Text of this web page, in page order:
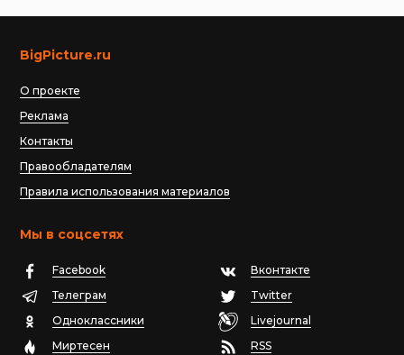
BigPicture.ru
О проекте
Реклама
Контакты
Правообладателям
Правила использования материалов
Мы в соцсетях
Facebook
Вконтакте
Телеграм
Twitter
Одноклассники
Livejournal
Миртесен
RSS